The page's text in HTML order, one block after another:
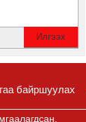
байршуулах